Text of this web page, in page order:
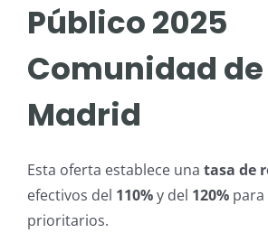
Público 2025
Comunidad de
Madrid
Esta oferta establece una tasa de
efectivos del 110%y del 120% para
prioritarios.